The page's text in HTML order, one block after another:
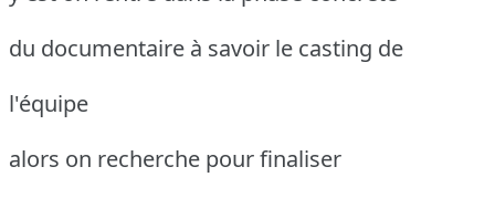
du documentaire à savoir le casting de
l'équipe
alors on recherche pour finaliser